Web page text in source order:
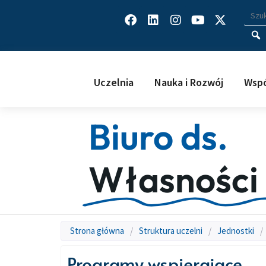
Facebook
LinkedinInstagram
Youtube
X-
twitter
Uczelnia Nauka i Rozwój
Biuro ds.
Strona główna / Struktura uczelni / Jednostki /